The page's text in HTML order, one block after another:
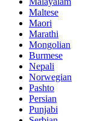
Maltese
Maori
Marathi
Mongolian
Burmese
Nepali
Norwegian
Pashto
Persian
Punjabi